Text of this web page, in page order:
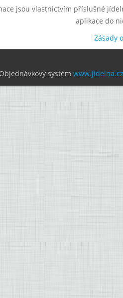
jsou vlastnictvím příslušné
aplikace do
Zásady
Objednávkový systém www.jidelna.cz